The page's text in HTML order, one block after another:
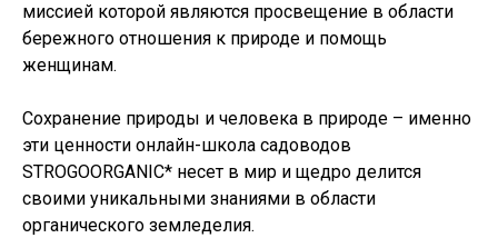
миссией которой являются просвещение в области
бережного отношения к природе и помощь
женщинам.
Сохранение природы и человека в природе – именно
эти ценности онлайн-школа садоводов
STROGOORGANIC* несет в мир и щедро делится
своими уникальными знаниями в области
органического земледелия.